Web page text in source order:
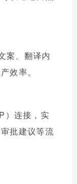
案、翻译内
效率。
）连接，实
批建议等流